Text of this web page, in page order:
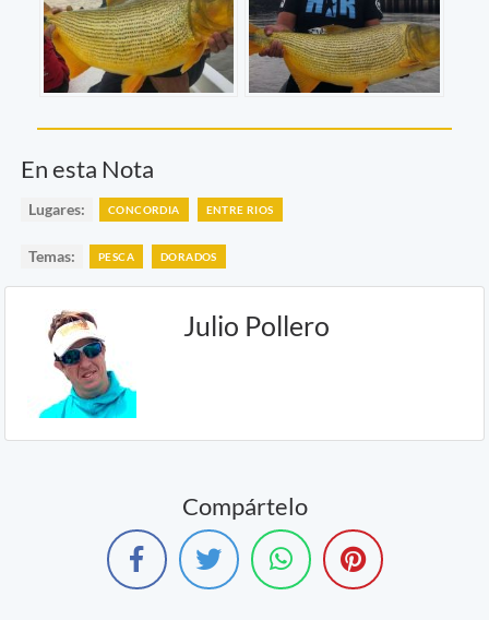
En esta Nota
Lugares: CONCORDIA ENTRE RIOS
Temas: PESCA DORADOS
Julio Pollero
Compártelo